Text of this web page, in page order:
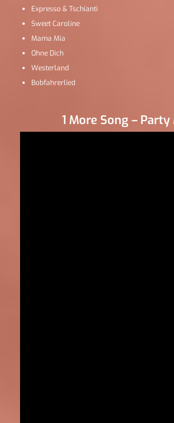
Expresso & Tschianti
Sweet Caroline
Mama Mia
Ohne Dich
Westerland
Bobfahrerlied
1 More Song – Party